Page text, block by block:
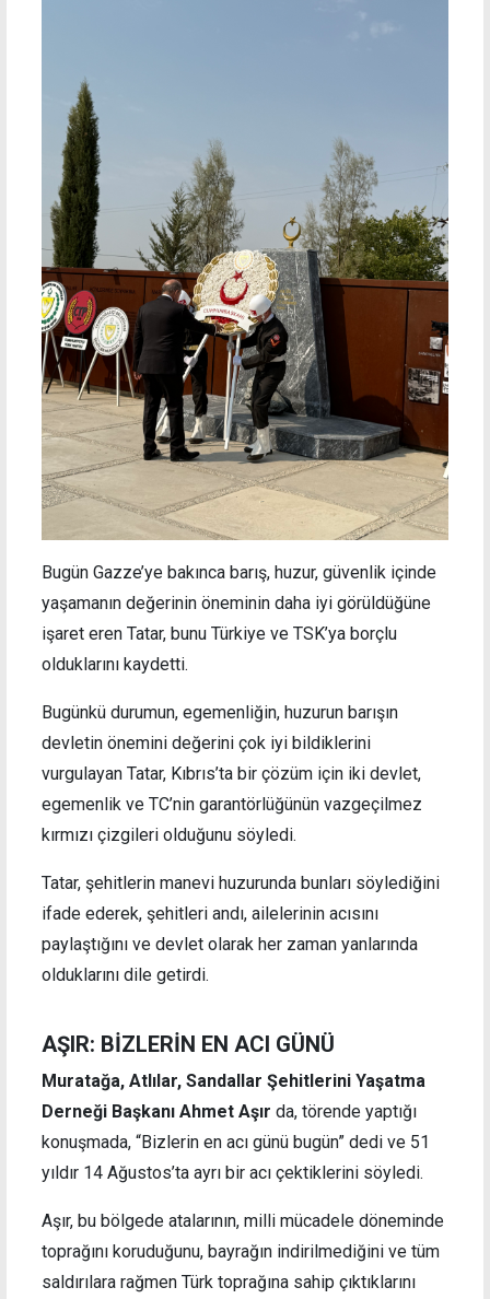
Bugün Gazze’ye bakınca barış, huzur, güvenlik içinde
yaşamanın değerinin öneminin daha iyi görüldüğüne
işaret eren Tatar, bunu Türkiye ve TSK’ya borçlu
olduklarını kaydetti.
Bugünkü durumun, egemenliğin, huzurun barışın
devletin önemini değerini çok iyi bildiklerini
vurgulayan Tatar, Kıbrıs’ta bir çözüm için iki devlet,
egemenlik ve TC’nin garantörlüğünün vazgeçilmez
kırmızı çizgileri olduğunu söyledi.
Tatar, şehitlerin manevi huzurunda bunları söylediğini
ifade ederek, şehitleri andı, ailelerinin acısını
paylaştığını ve devlet olarak her zaman yanlarında
olduklarını dile getirdi.
AŞIR: BİZLERİN EN ACI GÜNÜ
Muratağa, Atlılar, Sandallar Şehitlerini Yaşatma
Derneği Başkanı Ahmet Aşır da, törende yaptığı
konuşmada, “Bizlerin en acı günü bugün” dedi ve 51
yıldır 14 Ağustos’ta ayrı bir acı çektiklerini söyledi.
Aşır, bu bölgede atalarının, milli mücadele döneminde
toprağını koruduğunu, bayrağın indirilmediğini ve tüm
saldırılara rağmen Türk toprağına sahip çıktıklarını